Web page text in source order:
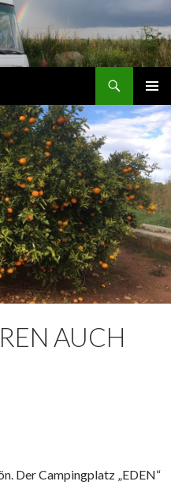
MENÜ
AUCH
Der Campingplatz „EDEN“